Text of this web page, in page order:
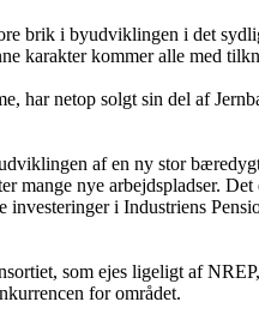
brik i byudviklingen i det
karakter kommer alle med
har netop solgt sin del af
af en ny stor
mange nye arbejdspladser.
investeringer i Industriens
som ejes ligeligt af
for området.